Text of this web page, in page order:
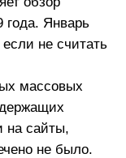
года. Январь
не считать
массовых
на сайты,
не было.